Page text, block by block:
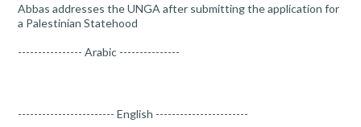
Abbas addresses the UNGA after submitting the application for
a Palestinian Statehood
---------------- Arabic ---------------
------------------------ English -----------------------